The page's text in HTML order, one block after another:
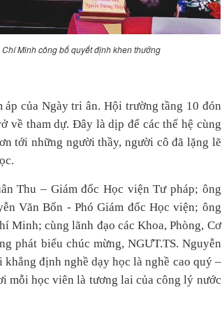
Minh công bố quyết định khen thưởng
của Ngày tri ân. Hội trường tầng 10 đón
về tham dự. Đây là dịp để các thế hệ cùng
tới những người thầy, người cô đã lặng lẽ
Thu – Giám đốc Học viện Tư pháp; ông
Văn Bốn - Phó Giám đốc Học viện; ông
Minh; cùng lãnh đạo các Khoa, Phòng, Cơ
phát biểu chúc mừng, NGƯT.TS. Nguyễn
định nghề dạy học là nghề cao quý –
mỗi học viên là tương lai của công lý nước